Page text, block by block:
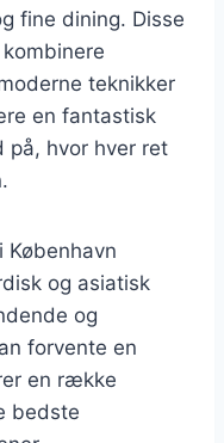
fine dining. Disse
teknikker
en fantastisk
på, hvor hver ret
København
og asiatisk
og
forvente en
en række
bedste